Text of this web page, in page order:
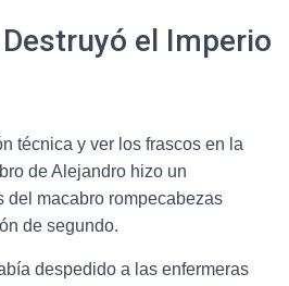
el Imperio
técnica y ver los frascos en la
de Alejandro hizo un
del macabro rompecabezas
de segundo.
despedido a las enfermeras